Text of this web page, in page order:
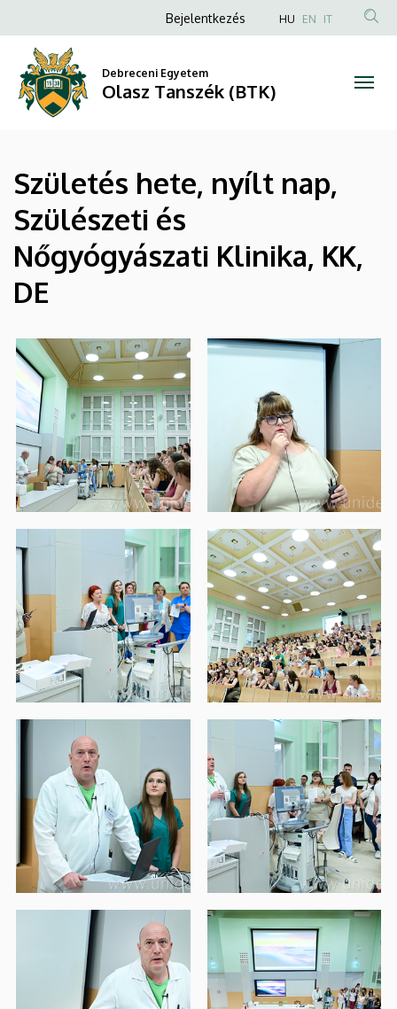
Olasz
Tanszék
(BTK)
a
tartalomra
Anonim
fiók
menüje
Bejelentkezés HU EN IT
Debreceni Egyetem
Olasz Tanszék (BTK)
Születés hete, nyílt nap,
Szülészeti és
Nőgyógyászati Klinika, KK,
DE